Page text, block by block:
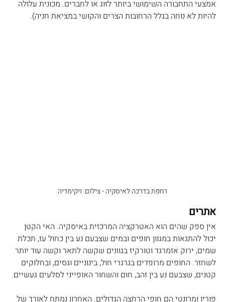
אמצעי התחבורה השימושי ביותר לזוג או לחברים. מכונית עלולה
להיות לא נוחה בגלל הרחובות הצרים והקושי במציאת חניה).
רחפת בדרכה לאיסקיה - צילום: ויקימדיה
אתרים
אין ספק שהים הוא האטרקציה המרכזית באיסקיה. האי הקטן
יכול להתגאות במגוון חופים ובמים שצבעם נע בין כחול עז, תכלת
שמים, ירוק אזמרגד וטורקיז בגוונים שקשה לתאר וקשה עוד יותר
לשחזר. החופים מרופדים בגרגרי חול, בינוניים וגסים, ובחלוקים
קטנים, שצבעם נע בין זהב, חום והשחור האופייני לסלעים געשיים.
פוריו ומרונטי הם חופי הרחצה הגדולים. האחרון נמתח לאורך של